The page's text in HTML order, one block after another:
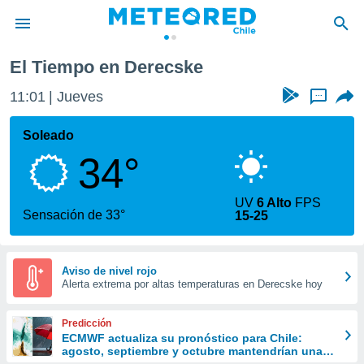
de
por
que se
calidad.
a este
las
y
forma
digital
basada
El Tiempo en Derecske
11:01 Jueves ...
Soleado
34°
Sensación de 33°
UV6 Alto FPS
15-25
Aviso de nivel rojo
Alerta extrema por altas temperaturas en Derecske hoy
Predicción
ECMWF actualiza su pronóstico para Chile:
agosto, septiembre y octubre mantendrían una